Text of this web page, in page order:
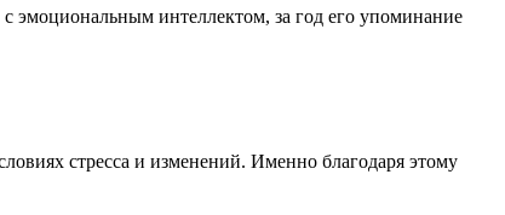
эмоциональным интеллектом, за год его упоминание
стресса и изменений. Именно благодаря этому